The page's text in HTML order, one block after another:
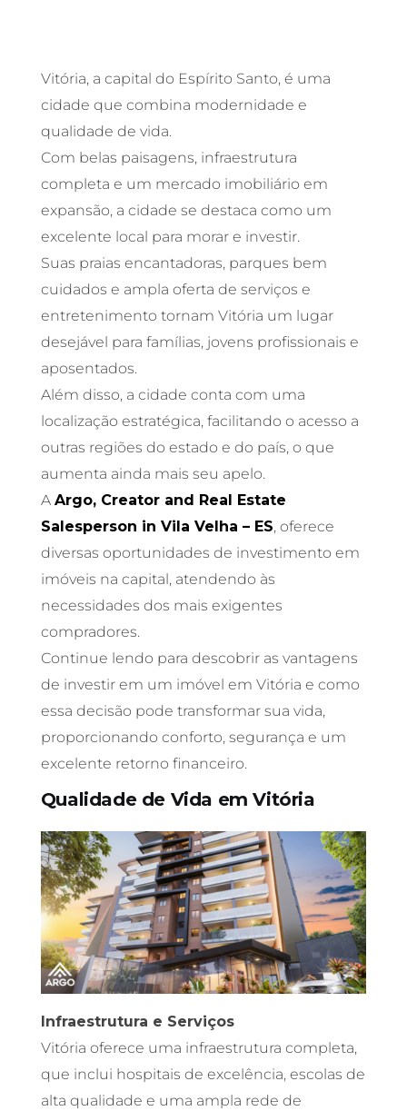
Vitória, a capital do Espírito Santo, é uma
cidade que combina modernidade e
qualidade de vida.
Com belas paisagens, infraestrutura
completa e um mercado imobiliário em
expansão, a cidade se destaca como um
excelente local para morar e investir.
Suas praias encantadoras, parques bem
cuidados e ampla oferta de serviços e
entretenimento tornam Vitória um lugar
desejável para famílias, jovens profissionais e
aposentados.
Além disso, a cidade conta com uma
localização estratégica, facilitando o acesso a
outras regiões do estado e do país, o que
aumenta ainda mais seu apelo.
A Argo, Creator and Real Estate
Salesperson in Vila Velha – ES, oferece
diversas oportunidades de investimento em
imóveis na capital, atendendo às
necessidades dos mais exigentes
compradores.
Continue lendo para descobrir as vantagens
de investir em um imóvel em Vitória e como
essa decisão pode transformar sua vida,
proporcionando conforto, segurança e um
excelente retorno financeiro.
Qualidade de Vida em Vitória
Infraestrutura e Serviços
Vitória oferece uma infraestrutura completa,
que inclui hospitais de excelência, escolas de
alta qualidade e uma ampla rede de